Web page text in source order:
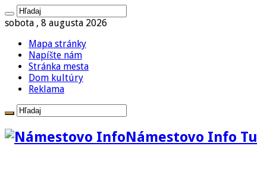
sobota , 8 augusta 2026
Mapa stránky
Napíšte nám
Stránka mesta
Dom kultúry
Reklama
Námestovo Info